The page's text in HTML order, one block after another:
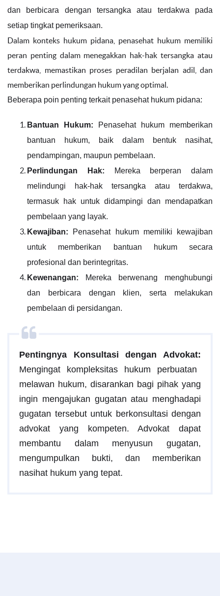
dan berbicara dengan tersangka atau terdakwa pada
setiap tingkat pemeriksaan.
Dalam konteks hukum pidana, penasehat hukum memiliki
peran penting dalam menegakkan hak-hak tersangka atau
terdakwa, memastikan proses peradilan berjalan adil, dan
memberikan perlindungan hukum yang optimal.
Beberapa poin penting terkait penasehat hukum pidana:
Bantuan Hukum:
Penasehat hukum memberikan
bantuan hukum, baik dalam bentuk nasihat,
pendampingan, maupun pembelaan.
Perlindungan Hak:
Mereka berperan dalam
melindungi hak-hak tersangka atau terdakwa,
termasuk hak untuk didampingi dan mendapatkan
pembelaan yang layak.
Kewajiban:
Penasehat hukum memiliki kewajiban
untuk memberikan bantuan hukum secara
profesional dan berintegritas.
Kewenangan:
Mereka berwenang menghubungi
dan berbicara dengan klien, serta melakukan
pembelaan di persidangan.
Pentingnya Konsultasi dengan Advokat:
Mengingat kompleksitas hukum perbuatan
melawan hukum, disarankan bagi pihak yang
ingin mengajukan gugatan atau menghadapi
gugatan tersebut untuk berkonsultasi dengan
advokat yang kompeten. Advokat dapat
membantu dalam menyusun gugatan,
mengumpulkan bukti, dan memberikan
nasihat hukum yang tepat.